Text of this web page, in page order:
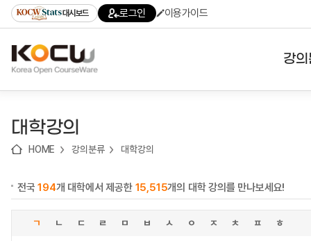
기
기
기
content)
가
대시보드 로그인 이용가이드
강
대학강의
HOME 강의분류 대학강의
전국194개 대학에서 제공한 15,515개의 대학 강의를 만나보세요!
ㄱ ㄴ ㄷ ㄹ ㅁ ㅂ ㅅ ㅇ ㅈ ㅊ ㅍ ㅎ